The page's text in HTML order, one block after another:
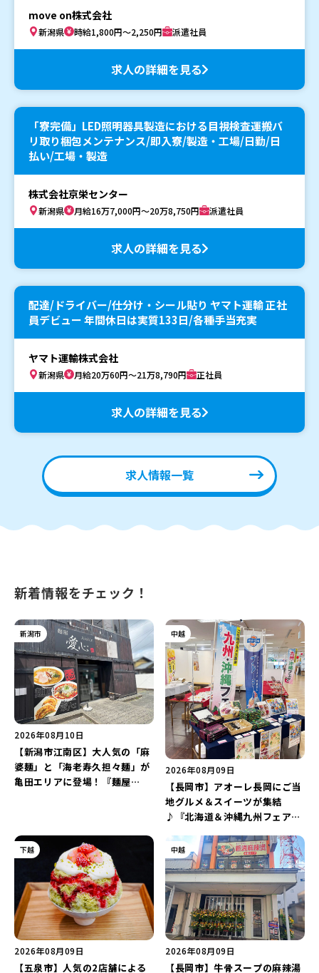
move on株式会社
新潟県 時給1,800円～2,250円 派遣社員
求人の詳細を見る
「寮完備」LED照明器具製造における目視検査運搬バ
リ取り梱包メンテナンス/即入寮/製造・工場/日勤/日
払い/工場・製造
株式会社京栄センター
新潟県 月給16万7,000円～20万8,750円 派遣社員
求人の詳細を見る
配達/ドライバー/仕分け・シール貼り ヤマト運輸 正社
員デビュー 年間休日は実質133日/各種手当充実
ヤマト運輸株式会社
新潟県 月給20万60円～21万8,790円 正社員
求人の詳細を見る
求人情報一覧
新着情報をチェック！
新潟市
2026年08月10日
【新潟市江南区】大人気の「麻
婆麺」と「海老寿久担々麺」が
亀田エリアに登場！『麺屋
中越
2026年08月09日
【長岡市】アオーレ長岡にご当
地グルメ＆スイーツが集結
♪『北海道＆沖縄九州フェア
より開催！北海道限定「生食感
チェルシー」をゲットしよう♪
下越
2026年08月09日
【五泉市】人気の2店舗による
中越
2026年08月09日
【長岡市】牛骨スープの麻辣湯